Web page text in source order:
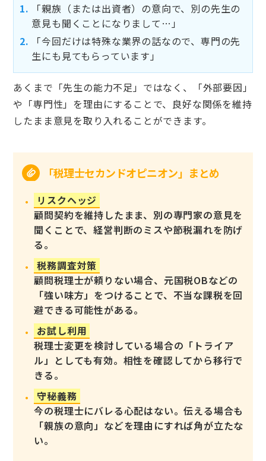
「親族（または出資者）の意向で、別の先生の
意見も聞くことになりまして…」
「今回だけは特殊な業界の話なので、専門の先
生にも見てもらっています」
あくまで「先生の能力不足」ではなく、「外部要因」
や「専門性」を理由にすることで、良好な関係を維持
したまま意見を取り入れることができます。
「税理士セカンドオピニオン」まとめ
リスクヘッジ
顧問契約を維持したまま、別の専門家の意見を
聞くことで、経営判断のミスや節税漏れを防げ
る。
税務調査対策
顧問税理士が頼りない場合、元国税OBなどの
「強い味方」をつけることで、不当な課税を回
避できる可能性がある。
お試し利用
税理士変更を検討している場合の「トライア
ル」としても有効。相性を確認してから移行で
きる。
守秘義務
今の税理士にバレる心配はない。伝える場合も
「親族の意向」などを理由にすれば角が立たな
い。